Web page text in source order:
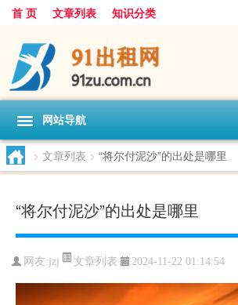
首 页 文章列表 知识分类
网站导航
> 文章列表 > “将尔付泥沙”的出处是哪里
“将尔付泥沙”的出处是哪里
网友:jzj 文章列表 2024-11-22 01:14:54